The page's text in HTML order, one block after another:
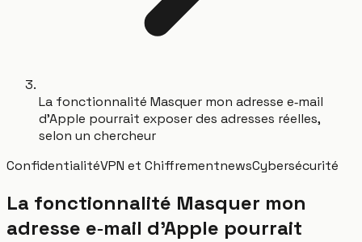
La fonctionnalité Masquer mon adresse e‑mail
d'Apple pourrait exposer des adresses réelles,
selon un chercheur
ConfidentialitéVPN et ChiffrementnewsCybersécurité
La fonctionnalité Masquer mon
adresse e‑mail d'Apple pourrait